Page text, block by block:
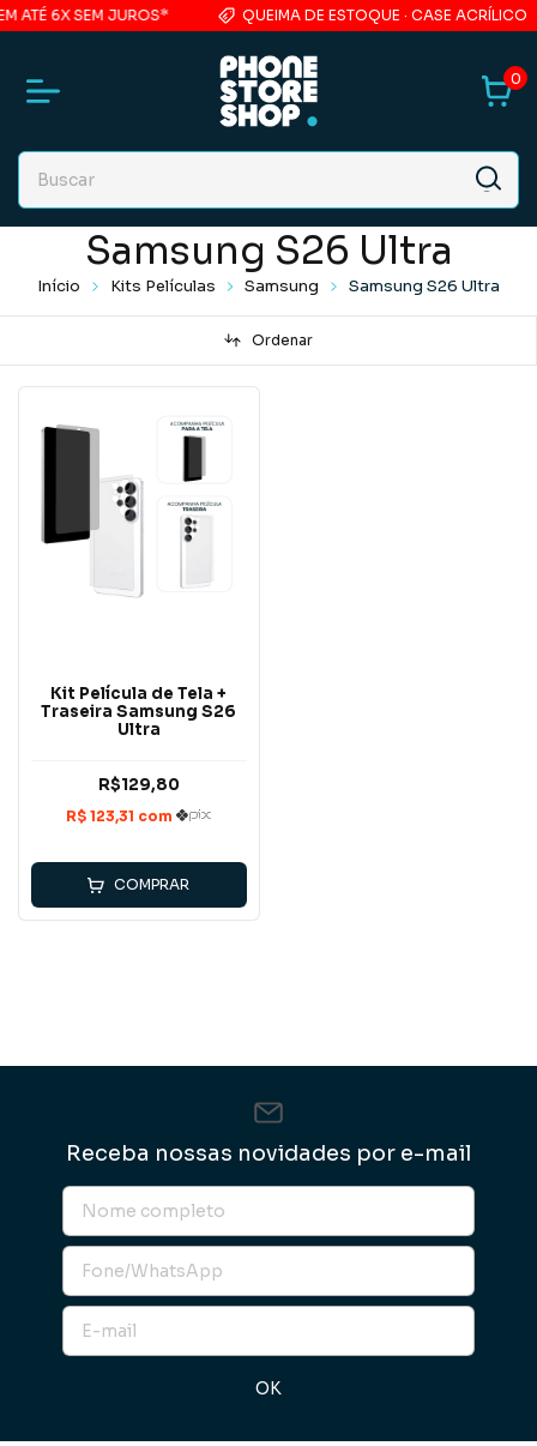
ATÉ 6X SEM JUROS* QUEIMA DE ESTOQUE · CASE ACRÍLICO
0
Samsung S26 Ultra
Início Kits Películas Samsung Samsung S26 Ultra
Ordenar
Kit Película de Tela +
Traseira Samsung S26
Ultra
R$129,80
COMPRAR
Receba nossas novidades por e-mail